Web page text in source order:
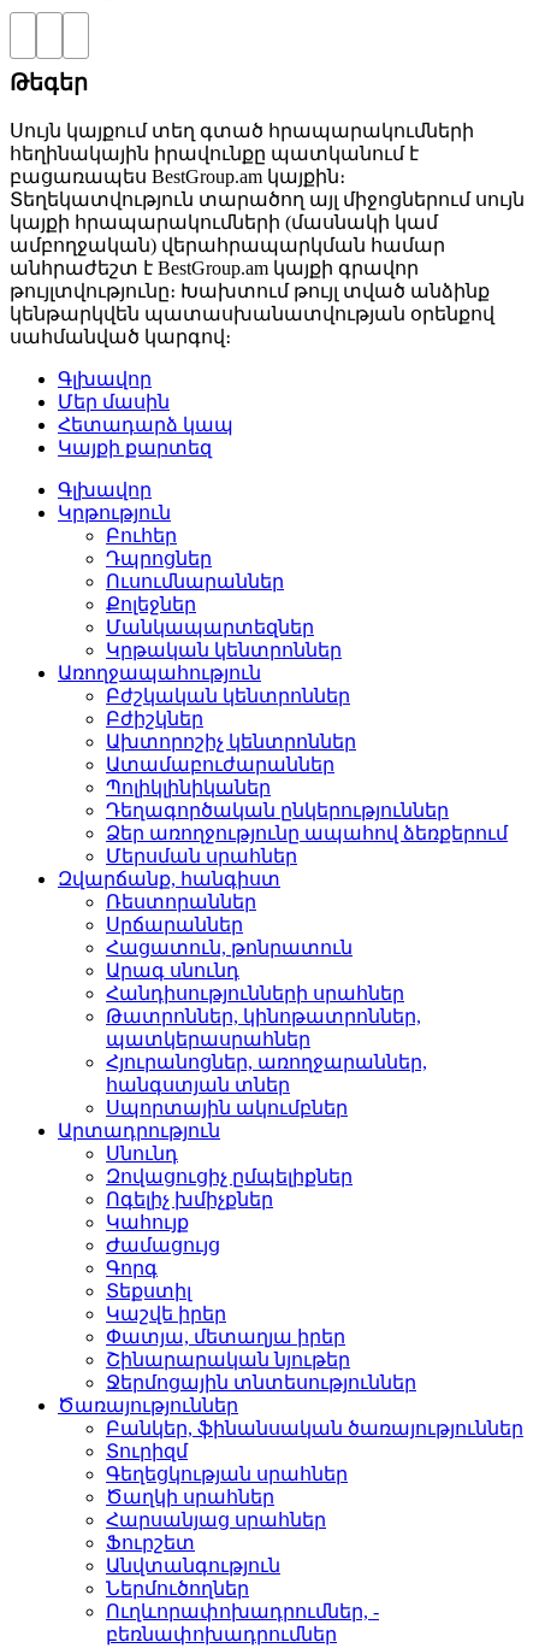
Թեգեր
Սույն կայքում տեղ գտած հրապարակումների
հեղինակային իրավունքը պատկանում է
բացառապես BestGroup.am կայքին։
Տեղեկատվություն տարածող այլ միջոցներում սույն
կայքի հրապարակումների (մասնակի կամ
ամբողջական) վերահրապարկման համար
անհրաժեշտ է BestGroup.am կայքի գրավոր
թույլտվությունը։ Խախտում թույլ տված անձինք
կենթարկվեն պատասխանատվության օրենքով
սահմանված կարգով։
Գլխավոր
Մեր մասին
Հետադարձ կապ
Կայքի քարտեզ
Գլխավոր
Կրթություն
Բուհեր­
Դպրոցներ­
Ուսումնարաններ­
Քոլեջներ­
Մանկապարտեզներ­
Կրթական կենտրոններ­
Առողջապահություն
Բժշկական կենտրոններ­
Բժիշկներ­
Ախտորոշիչ կենտրոններ­
Ատամաբուժարաններ­
Պոլիկլինիկաներ­
Դեղագործական ընկերութ­յուններ
Ձեր առողջությունը ապահով ձեռքերում
Մերսման սրահներ­
Զվարճանք, հանգիստ
Ռեստորաններ­
Սրճարաններ­
Հացատուն, թոնրատուն­
Արագ սնունդ­
Հանդիսությունների սրա­հներ
Թատրոններ, կինոթատրոն­ներ,
պատկերասրահներ
Հյուրանոցներ, առողջար­աններ,
հանգստյան տներ
Սպորտային ակումբներ­
Արտադրություն
Սնունդ­
Զովացուցիչ ըմպելիքներ
Ոգելիչ խմիչքներ­
Կահույք­
Ժամացույց­
Գորգ­
Տեքստիլ­
Կաշվե իրեր­
Փատյա, մետաղյա իրեր­
Շինարարական նյութեր
Ջերմոցային տնտեսությո­ւններ
Ծառայություններ
Բանկեր, ֆինանսական ծա­ռայություններ
Տուրիզմ­
Գեղեցկության սրահներ­
Ծաղկի սրահներ­
Հարսանյաց սրահներ
Ֆուրշետ­
Անվտանգություն­
Ներմուծողներ­
Ուղևորափոխադրումներ, ­
բեռնափոխադրումներ